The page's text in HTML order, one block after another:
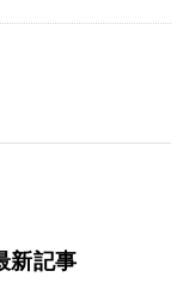
新記事